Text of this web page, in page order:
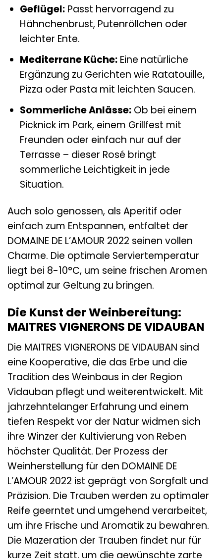
Geflügel:Passt hervorragend zu
Hähnchenbrust, Putenröllchen oder
leichter Ente.
Mediterrane Küche:Eine natürliche
Ergänzung zu Gerichten wie Ratatouille,
Pizza oder Pasta mit leichten Saucen.
Sommerliche Anlässe:Ob bei einem
Picknick im Park, einem Grillfest mit
Freunden oder einfach nur auf der
Terrasse – dieser Rosé bringt
sommerliche Leichtigkeit in jede
Situation.
Auch solo genossen, als Aperitif oder
einfach zum Entspannen, entfaltet der
DOMAINE DE L’AMOUR 2022 seinen vollen
Charme. Die optimale Serviertemperatur
liegt bei 8-10°C, um seine frischen Aromen
optimal zur Geltung zu bringen.
Die Kunst der Weinbereitung:
MAITRES VIGNERONS DE VIDAUBAN
Die MAITRES VIGNERONS DE VIDAUBAN sind
eine Kooperative, die das Erbe und die
Tradition des Weinbaus in der Region
Vidauban pflegt und weiterentwickelt. Mit
jahrzehntelanger Erfahrung und einem
tiefen Respekt vor der Natur widmen sich
ihre Winzer der Kultivierung von Reben
höchster Qualität. Der Prozess der
Weinherstellung für den DOMAINE DE
L’AMOUR 2022 ist geprägt von Sorgfalt und
Präzision. Die Trauben werden zu optimaler
Reife geerntet und umgehend verarbeitet,
um ihre Frische und Aromatik zu bewahren.
Die Mazeration der Trauben findet nur für
kurze Zeit statt, um die gewünschte zarte